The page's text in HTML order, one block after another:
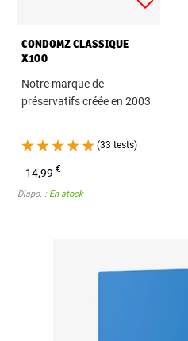
CONDOMZ CLASSIQUE
X100
Notre marque de
préservatifs créée en 2003
(33 tests)
14,99€
Dispo. : En stock